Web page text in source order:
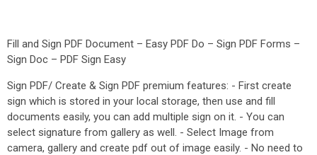
Fill and Sign PDF Document – Easy PDF Do – Sign PDF Forms –
Sign Doc – PDF Sign Easy
Sign PDF/ Create & Sign PDF premium features: - First create
sign which is stored in your local storage, then use and fill
documents easily, you can add multiple sign on it. - You can
select signature from gallery as well. - Select Image from
camera, gallery and create pdf out of image easily. - No need to